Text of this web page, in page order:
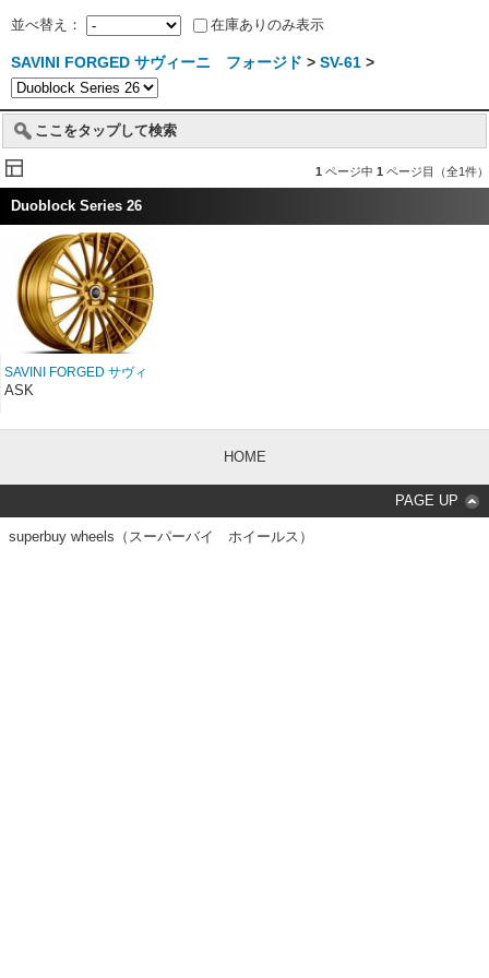
並べ替え： 在庫ありのみ表示
SAVINI FORGED サヴィーニ フォージド > SV-61 >
ここをタップして検索
1 ページ中 1 ページ目（全1件）
Duoblock Series 26
SAVINI FORGED サヴィ
ーニ フォージド
ASK
HOME
PAGE UP
superbuy wheels（スーパーバイ ホイールス）